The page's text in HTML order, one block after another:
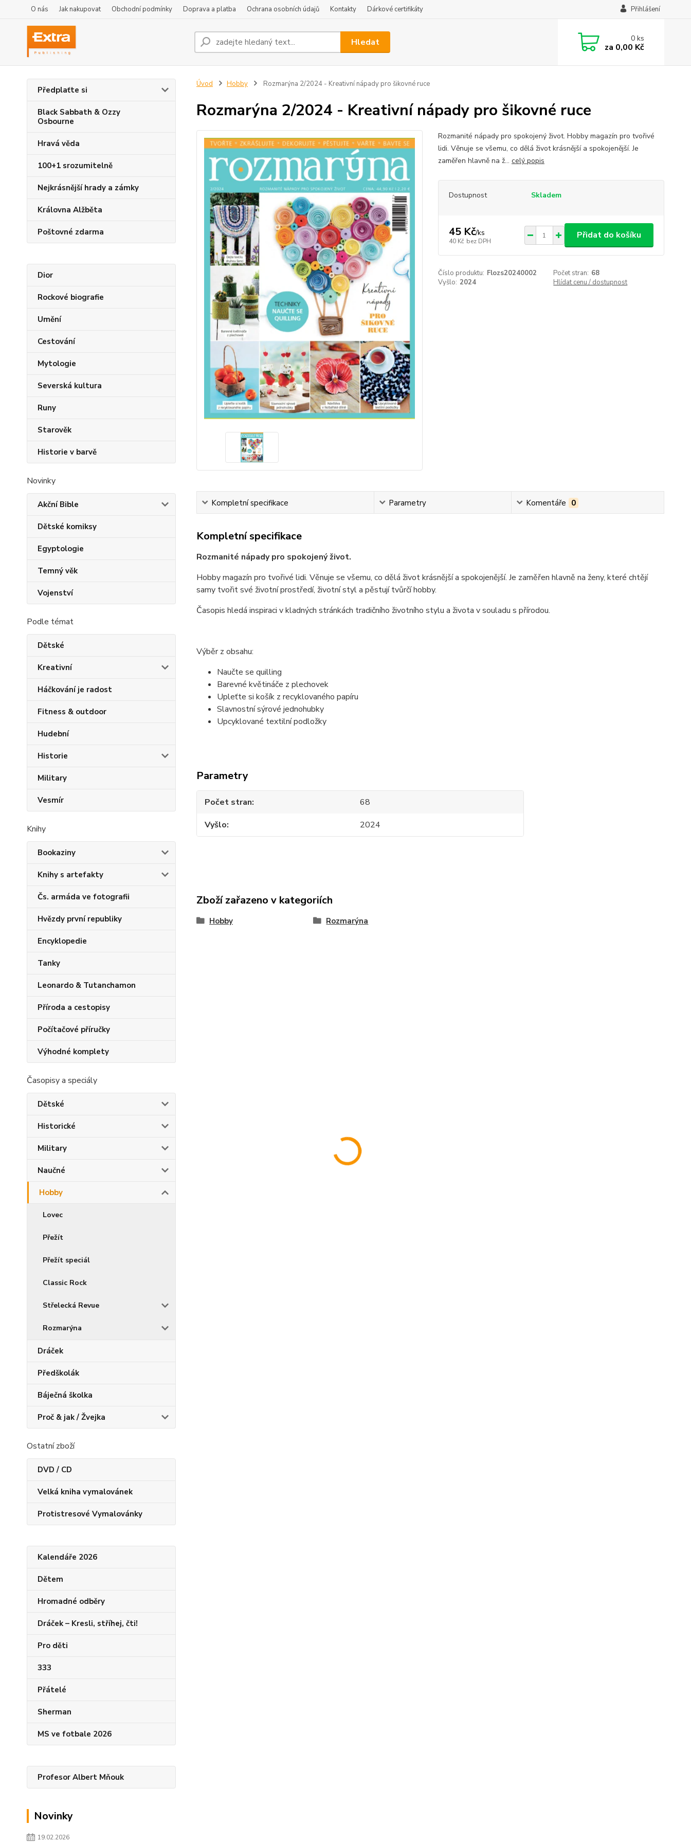
O nás Jak nakupovat Obchodní podmínky Doprava a platba Ochrana osobních údajů Kontakty Dárkové certifikáty Přihlášení
Hledat 0ks
za 0,00 Kč
Předplaťte si
Black Sabbath & Ozzy
Osbourne
Hravá věda
100+1 srozumitelně
Nejkrásnější hrady a zámky
Královna Alžběta
Poštovné zdarma
Dior
Rockové biografie
Umění
Cestování
Mytologie
Severská kultura
Runy
Starověk
Historie v barvě
Novinky
Akční Bible
Dětské komiksy
Egyptologie
Temný věk
Vojenství
Podle témat
Dětské
Kreativní
Háčkování je radost
Fitness & outdoor
Hudební
Historie
Military
Vesmír
Knihy
Bookaziny
Knihy s artefakty
Čs. armáda ve fotografii
Hvězdy první republiky
Encyklopedie
Tanky
Leonardo & Tutanchamon
Příroda a cestopisy
Počítačové příručky
Výhodné komplety
Časopisy a speciály
Dětské
Historické
Military
Naučné
Hobby
Lovec
Přežít
Přežít speciál
Classic Rock
Střelecká Revue
Rozmarýna
Dráček
Předškolák
Báječná školka
Proč & jak / Žvejka
Ostatní zboží
DVD / CD
Velká kniha vymalovánek
Protistresové Vymalovánky
Kalendáře 2026
Dětem
Hromadné odběry
Dráček – Kresli, stříhej, čti!
Pro děti
333
Přátelé
Sherman
MS ve fotbale 2026
Profesor Albert Mňouk
Novinky
19.02.2026
Úvod Hobby Rozmarýna 2/2024 - Kreativní nápady pro šikovné ruce
Rozmarýna 2/2024 - Kreativní nápady pro šikovné ruce
Rozmanité nápady pro spokojený život. Hobby magazín pro tvořivé
lidi. Věnuje se všemu, co dělá život krásnější a spokojenější. Je
zaměřen hlavně na ž... celý popis
Dostupnost Skladem
45 Kč/ks
40 Kč bez DPH
Přidat do košíku
Číslo produktu: Flozs20240002 Počet stran: 68
Vyšlo: 2024 Hlídat cenu / dostupnost
Kompletní specifikace Parametry Komentáře 0
Kompletní specifikace
Rozmanité nápady pro spokojený život.
Hobby magazín pro tvořivé lidi. Věnuje se všemu, co dělá život krásnější a spokojenější. Je zaměřen hlavně na ženy, které chtějí
samy tvořit své životní prostředí, životní styl a pěstují tvůrčí hobby.
Časopis hledá inspiraci v kladných stránkách tradičního životního stylu a života v souladu s přírodou.
Výběr z obsahu:
Naučte se quilling
Barevné květináče z plechovek
Upleťte si košík z recyklovaného papíru
Slavnostní sýrové jednohubky
Upcyklované textilní podložky
Parametry
Počet stran
68
Vyšlo
2024
Zboží zařazeno v kategoriích
Hobby Rozmarýna